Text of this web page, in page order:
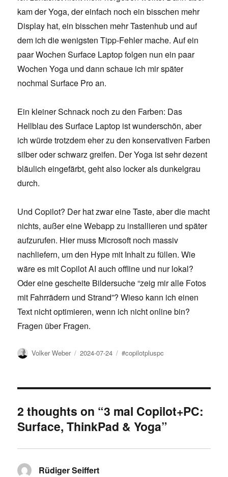
kam der Yoga, der einfach noch ein bisschen mehr
Display hat, ein bisschen mehr Tastenhub und auf
dem ich die wenigsten Tipp-Fehler mache. Auf ein
paar Wochen Surface Laptop folgen nun ein paar
Wochen Yoga und dann schaue ich mir später
nochmal Surface Pro an.
Ein kleiner Schnack noch zu den Farben: Das
Hellblau des Surface Laptop ist wunderschön, aber
ich würde trotzdem eher zu den konservativen Farben
silber oder schwarz greifen. Der Yoga ist sehr dezent
bläulich eingefärbt, geht also locker als dunkelgrau
durch.
Und Copilot? Der hat zwar eine Taste, aber die macht
nichts, außer eine Webapp zu installieren und später
aufzurufen. Hier muss Microsoft noch massiv
nachliefern, um den Hype mit Inhalt zu füllen. Wie
wäre es mit Copilot AI auch offline und nur lokal?
Oder eine gescheite Bildersuche “zeig mir alle Fotos
mit Fahrrädern und Strand”? Wieso kann ich einen
Text nicht optimieren, wenn ich nicht online bin?
Fragen über Fragen.
Author
Volker Weber
Posted
2024-07-24 Tags
#copilotpluspc
2 thoughts on “3 mal Copilot+PC:
Surface, ThinkPad & Yoga”
Rüdiger Seiffert